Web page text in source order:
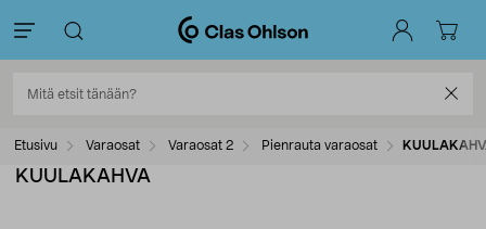
Etusivu Varaosat Varaosat 2 Pienrauta varaosat
KUULAKAHVA